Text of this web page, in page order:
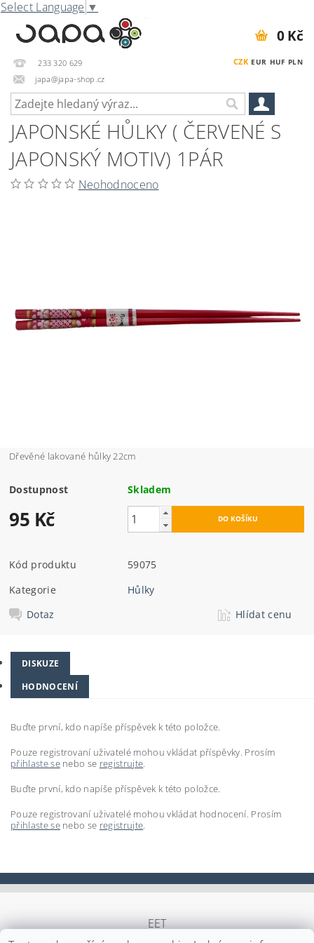
Select Language ▼
233 320 629
japa@japa-shop.cz
CZK EUR HUF PLN
0 Kč
JAPONSKÉ HŮLKY ( ČERVENÉ S
JAPONSKÝ MOTIV) 1PÁR
Neohodnoceno
Dřevěné lakované hůlky 22cm
Dostupnost Skladem
95 Kč
Kód produktu
59075
Kategorie
Hůlky
Dotaz
Hlídat cenu
DISKUZE
HODNOCENÍ
Buďte první, kdo napíše příspěvek k této položce.
Pouze registrovaní uživatelé mohou vkládat příspěvky. Prosím
přihlaste senebo se registrujte.
Buďte první, kdo napíše příspěvek k této položce.
Pouze registrovaní uživatelé mohou vkládat hodnocení. Prosím
přihlaste senebo se registrujte.
EET